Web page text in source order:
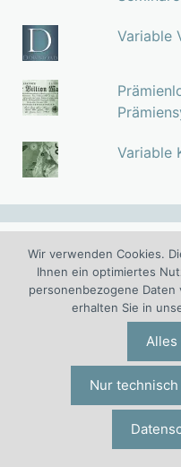
Variable
Variable
Neue Fachbeiträge
anwenden
Fix oder variabel: Die
Booklet EU-
EntgTranspG
Vortrag
So gelingt die
Wir verwenden Cookies.
Ihnen ein optimiertes
personenbezogene
erhalten Sie in
Alles
Nur